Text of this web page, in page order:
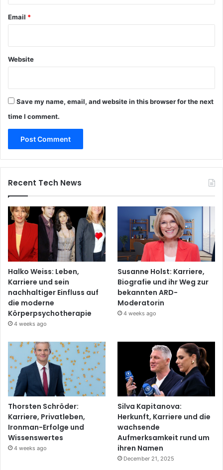
Email *
Website
Save my name, email, and website in this browser for the next
time I comment.
Recent Tech News
Halko Weiss: Leben,
Karriere und sein
nachhaltiger Einfluss auf
die moderne
Körperpsychotherapie
4 weeks ago
Susanne Holst: Karriere,
Biografie und ihr Weg zur
bekannten ARD-
Moderatorin
4 weeks ago
Thorsten Schröder:
Karriere, Privatleben,
Ironman-Erfolge und
Wissenswertes
4 weeks ago
Silva Kapitanova:
Herkunft, Karriere und die
wachsende
Aufmerksamkeit rund um
ihren Namen
December 21, 2025